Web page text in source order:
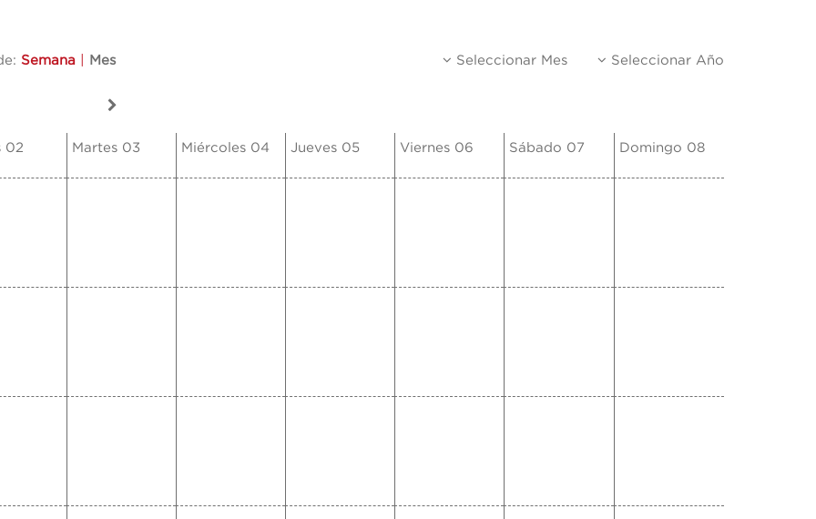
Semana Mes Seleccionar Mes Seleccionar Año
02 Martes 03 Miércoles 04 Jueves 05 Viernes 06 Sábado 07 Domingo 08